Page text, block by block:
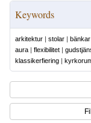
Keywords
arkitektur | stolar | bänkar
aura | flexibilitet |
klassikerfiering |